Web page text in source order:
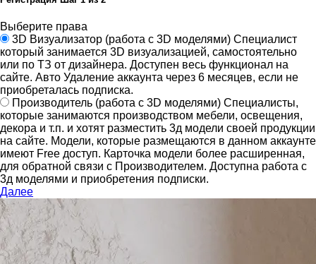
Выберите права
3D Визуализатор (работа с 3D моделями) Специалист
который занимается 3D визуализацией, самостоятельно
или по ТЗ от дизайнера. Доступен весь функционал на
сайте. Авто Удаление аккаунта через 6 месяцев, если не
приобреталась подписка.
Производитель (работа с 3D моделями) Специалисты,
которые занимаются производством мебели, освещения,
декора и т.п. и хотят разместить 3д модели своей продукции
на сайте. Модели, которые размещаются в данном аккаунте
имеют Free доступ. Карточка модели более расширенная,
для обратной связи с Производителем. Доступна работа с
3д моделями и приобретения подписки.
Далее